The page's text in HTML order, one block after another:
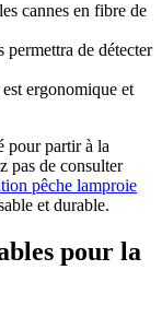
cannes en fibre de
permettra de détecter
ergonomique et
pour partir à la
pas de consulter
pêche lamproie
et durable.
pour la